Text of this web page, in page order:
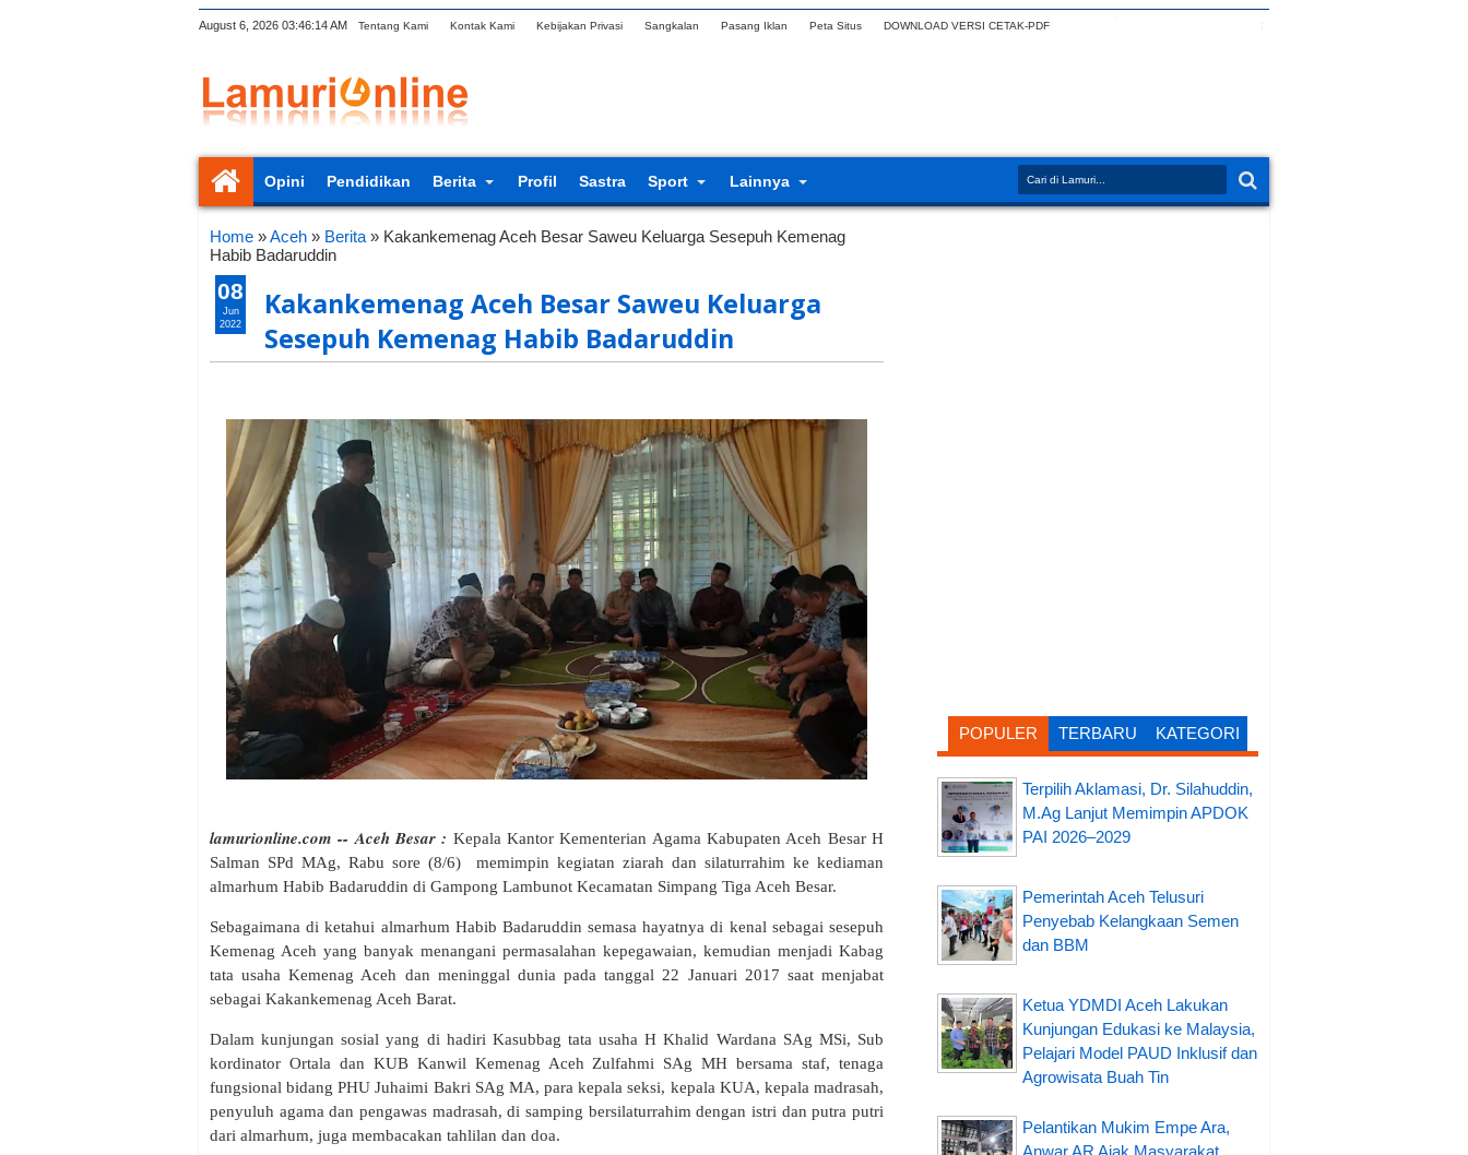
August 6, 2026 03:46:15 AM Tentang Kami Kontak Kami Kebijakan Privasi Sangkalan Pasang Iklan Peta Situs DOWNLOAD VERSI CETAK-PDF
Opini Pendidikan Berita Profil Sastra Sport Lainnya
Home »Aceh » Berita » Kakankemenag Aceh Besar Saweu Keluarga Sesepuh Kemenag
Habib Badaruddin
Kakankemenag Aceh Besar Saweu Keluarga
Sesepuh Kemenag Habib Badaruddin
lamurionline.com -- Aceh Besar : Kepala Kantor Kementerian Agama Kabupaten Aceh Besar H
Salman SPd MAg, Rabu sore (8/6) memimpin kegiatan ziarah dan silaturrahim ke kediaman
almarhum Habib Badaruddin di Gampong Lambunot Kecamatan Simpang Tiga Aceh Besar.
Sebagaimana di ketahui almarhum Habib Badaruddin semasa hayatnya di kenal sebagai sesepuh
Kemenag Aceh yang banyak menangani permasalahan kepegawaian, kemudian menjadi Kabag
tata usaha Kemenag Aceh dan meninggal dunia pada tanggal 22 Januari 2017 saat menjabat
sebagai Kakankemenag Aceh Barat.
Dalam kunjungan sosial yang di hadiri Kasubbag tata usaha H Khalid Wardana SAg MSi, Sub
kordinator Ortala dan KUB Kanwil Kemenag Aceh Zulfahmi SAg MH bersama staf, tenaga
fungsional bidang PHU Juhaimi Bakri SAg MA, para kepala seksi, kepala KUA, kepala madrasah,
penyuluh agama dan pengawas madrasah, di samping bersilaturrahim dengan istri dan putra putri
dari almarhum, juga membacakan tahlilan dan doa.
08
Jun
2022
POPULER TERBARU KATEGORI
Terpilih Aklamasi, Dr. Silahuddin,
M.Ag Lanjut Memimpin APDOK
PAI 2026–2029
Pemerintah Aceh Telusuri
Penyebab Kelangkaan Semen
dan BBM
Ketua YDMDI Aceh Lakukan
Kunjungan Edukasi ke Malaysia,
Pelajari Model PAUD Inklusif dan
Agrowisata Buah Tin
Pelantikan Mukim Empe Ara,
Anwar AR Ajak Masyarakat